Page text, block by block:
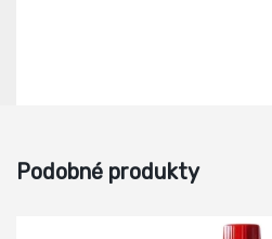
Podobné produkty